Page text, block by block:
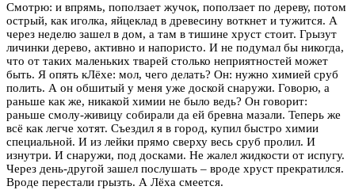
Смотрю: и впрямь, поползает жучок, поползает по дереву, потом
острый, как иголка, яйцеклад в древесину воткнет и тужится. А
через неделю зашел в дом, а там в тишине хруст стоит. Грызут
личинки дерево, активно и напористо. И не подумал бы никогда,
что от таких маленьких тварей столько неприятностей может
быть. Я опять кЛёхе: мол, чего делать? Он: нужно химией сруб
полить. А он обшитый у меня уже доской снаружи. Говорю, а
раньше как же, никакой химии не было ведь? Он говорит:
раньше смолу-живицу собирали да ей бревна мазали. Теперь же
всё как легче хотят. Съездил я в город, купил быстро химии
специальной. И из лейки прямо сверху весь сруб пролил. И
изнутри. И снаружи, под досками. Не жалел жидкости от испугу.
Через день-другой зашел послушать – вроде хруст прекратился.
Вроде перестали грызть. А Лёха смеется.